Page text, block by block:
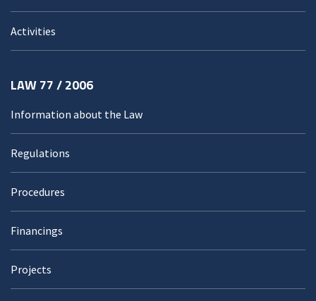
Activities
LAW 77 / 2006
Information about the Law
Regulations
Procedures
Financings
Projects